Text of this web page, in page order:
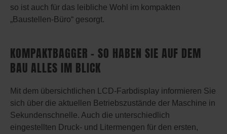
so ist auch für das leibliche Wohl im kompakten
„Baustellen-Büro“ gesorgt.
KOMPAKTBAGGER – SO HABEN SIE AUF DEM
BAU ALLES IM BLICK
Mit dem übersichtlichen LCD-Farbdisplay informieren Sie
sich über die aktuellen Betriebszustände der Maschine in
Sekundenschnelle. Auch die unterschiedlich
eingestellten Druck- und Litermengen für den ersten,